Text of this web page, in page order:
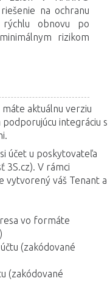
na ochranu
obnovu po
rizikom
máte aktuálnu verziu
integráciu s
účet u poskytovateľa
3S.cz). V rámci
vytvorený váš Tenant a
vo formáte
(zakódované
(zakódované